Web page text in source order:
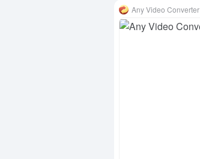
Any Video Converter